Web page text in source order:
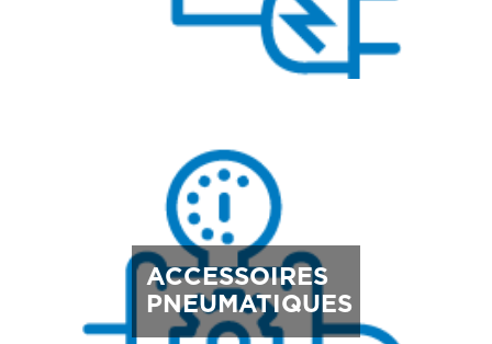
ACCESSOIRES
PNEUMATIQUES